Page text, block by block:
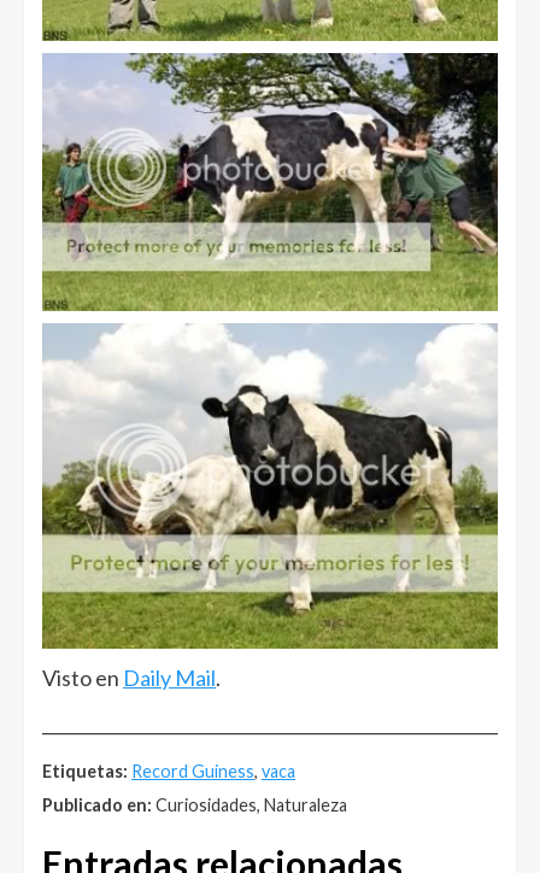
Visto en Daily Mail.
Etiquetas: Record Guiness, vaca
Publicado en: Curiosidades, Naturaleza
Entradas relacionadas